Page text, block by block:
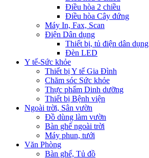
Điều hòa 2 chiều
Điều hòa Cây đứng
Máy In, Fax, Scan
Điện Dân dụng
Thiết bị, tủ điện dân dụng
Đèn LED
Y tế-Sức khỏe
Thiết bị Y tế Gia Đình
Chăm sóc Sức khỏe
Thực phẩm Dinh dưỡng
Thiết bị Bệnh viện
Ngoài trời, Sân vườn
Đồ dùng làm vườn
Bàn ghế ngoài trời
Máy phun, tưới
Văn Phòng
Bàn ghế, Tủ đồ